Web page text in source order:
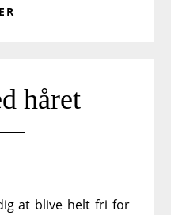
håret
at blive helt fri for